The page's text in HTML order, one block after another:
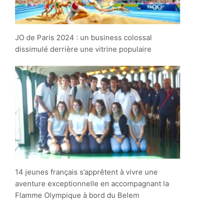
JO de Paris 2024 : un business colossal
dissimulé derrière une vitrine populaire
14 jeunes français s’apprêtent à vivre une
aventure exceptionnelle en accompagnant la
Flamme Olympique à bord du Belem